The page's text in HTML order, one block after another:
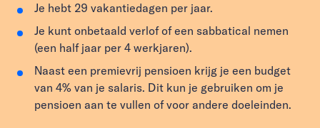
Je hebt 29 vakantiedagen per jaar.
Je kunt onbetaald verlof of een sabbatical nemen
(een half jaar per 4 werkjaren).
Naast een premievrij pensioen krijg je een budget
van 4% van je salaris. Dit kun je gebruiken om je
pensioen aan te vullen of voor andere doeleinden.